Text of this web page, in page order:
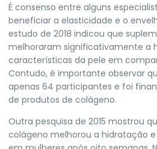
É consenso entre alguns
beneficiar a elasticidade e o
estudo de 2018 indicou que
melhoraram significativamente a
características da pele em
Contudo, é importante observar
apenas 64 participantes e foi
de produtos de colágeno.
Outra pesquisa de 2015 mostrou
colágeno melhorou a hidratação